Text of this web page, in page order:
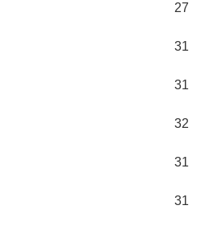
27
31
31
32
31
31